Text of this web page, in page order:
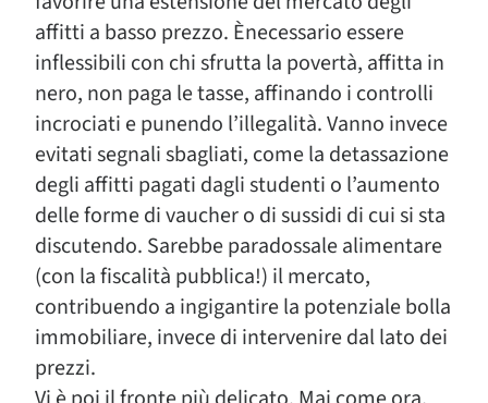
affitti a basso prezzo. Ènecessario essere
inflessibili con chi sfrutta la povertà, affitta in
nero, non paga le tasse, affinando i controlli
incrociati e punendo l’illegalità. Vanno invece
evitati segnali sbagliati, come la detassazione
degli affitti pagati dagli studenti o l’aumento
delle forme di vaucher o di sussidi di cui si sta
discutendo. Sarebbe paradossale alimentare
(con la fiscalità pubblica!) il mercato,
contribuendo a ingigantire la potenziale bolla
immobiliare, invece di intervenire dal lato dei
prezzi.